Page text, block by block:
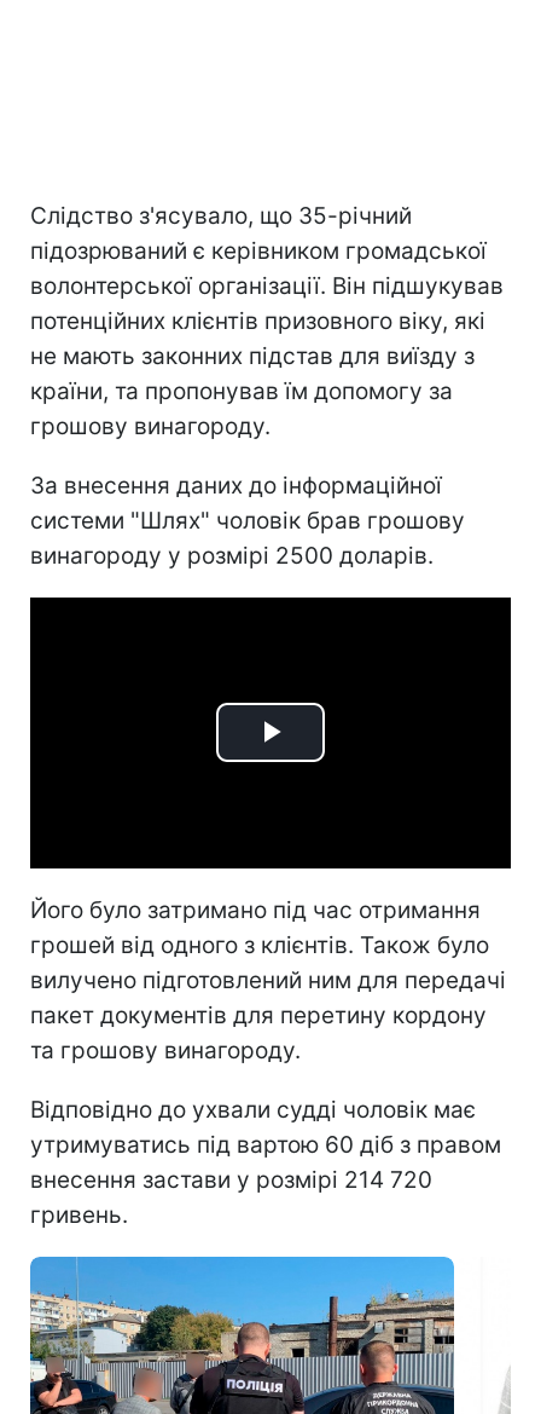
Слідство з'ясувало, що 35-річний
підозрюваний є керівником громадської
волонтерської організації. Він підшукував
потенційних клієнтів призовного віку, які
не мають законних підстав для виїзду з
країни, та пропонував їм допомогу за
грошову винагороду.
За внесення даних до інформаційної
системи "Шлях" чоловік брав грошову
винагороду у розмірі 2500 доларів.
Play
Його було затримано під час отримання
грошей від одного з клієнтів. Також було
вилучено підготовлений ним для передачі
пакет документів для перетину кордону
та грошову винагороду.
Відповідно до ухвали судді чоловік має
утримуватись під вартою 60 діб з правом
внесення застави у розмірі 214 720
гривень.